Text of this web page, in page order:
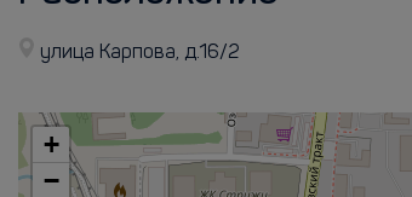
улица Карпова, д.16/2
+
−